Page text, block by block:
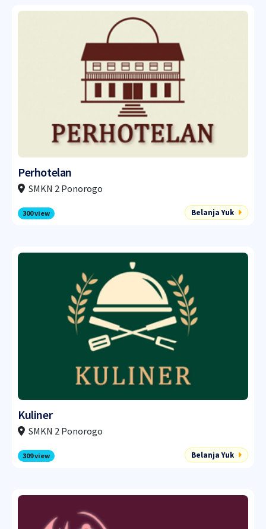
Perhotelan
SMKN 2 Ponorogo
300 view Belanja Yuk
Kuliner
SMKN 2 Ponorogo
309 view Belanja Yuk